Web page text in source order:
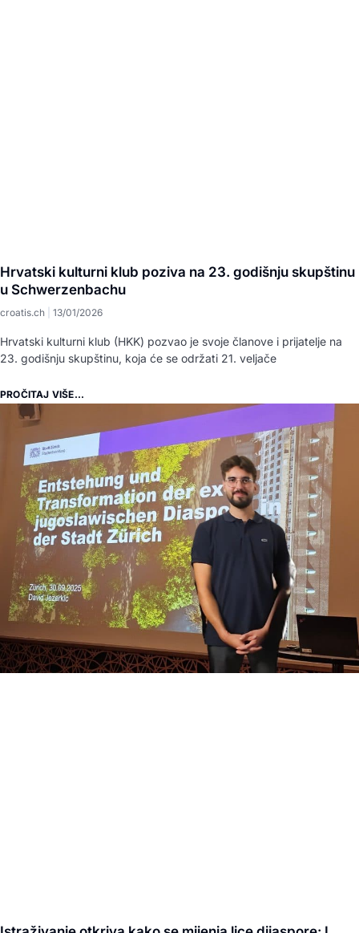
Hrvatski kulturni klub poziva na 23. godišnju skupštinu
u Schwerzenbachu
croatis.ch 13/01/2026
Hrvatski kulturni klub (HKK) pozvao je svoje članove i prijatelje na
23. godišnju skupštinu, koja će se održati 21. veljače
PROČITAJ VIŠE...